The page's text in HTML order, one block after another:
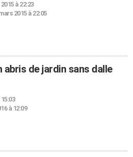
à 22:23
2015 à 22:05
abris de jardin sans dalle
à 12:09